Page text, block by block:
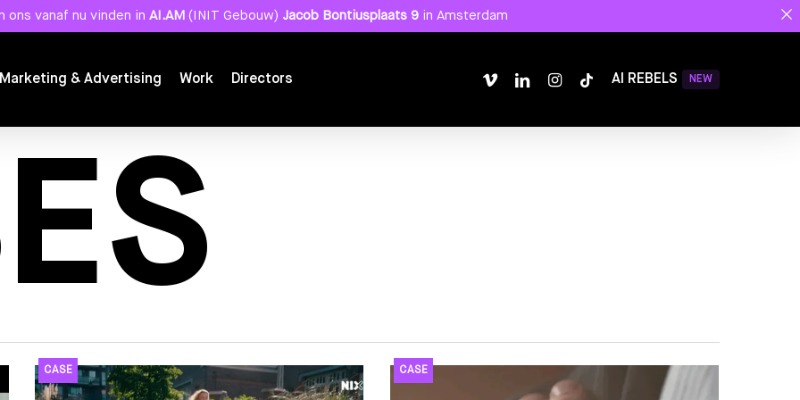
Marketing & Advertising Work Directors AI REBELS NEW
vimeo linkedininstagram
tiktok
Menu
ons vanaf nu vinden in AI.AM (INIT Gebouw) Jacob Bontiusplaats 9 in Amsterdam